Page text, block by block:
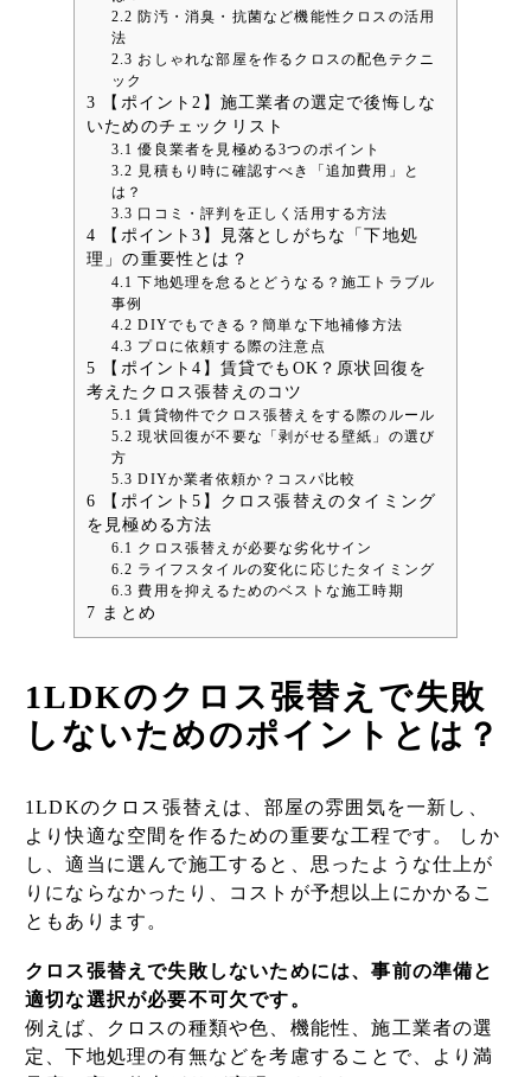
2.2 防汚・消臭・抗菌など機能性クロスの活用
法
2.3 おしゃれな部屋を作るクロスの配色テクニ
ック
3 【ポイント2】施工業者の選定で後悔しな
いためのチェックリスト
3.1 優良業者を見極める3つのポイント
3.2 見積もり時に確認すべき「追加費用」と
は？
3.3 口コミ・評判を正しく活用する方法
4 【ポイント3】見落としがちな「下地処
理」の重要性とは？
4.1 下地処理を怠るとどうなる？施工トラブル
事例
4.2 DIYでもできる？簡単な下地補修方法
4.3 プロに依頼する際の注意点
5 【ポイント4】賃貸でもOK？原状回復を
考えたクロス張替えのコツ
5.1 賃貸物件でクロス張替えをする際のルール
5.2 現状回復が不要な「剥がせる壁紙」の選び
方
5.3 DIYか業者依頼か？コスパ比較
6 【ポイント5】クロス張替えのタイミング
を見極める方法
6.1 クロス張替えが必要な劣化サイン
6.2 ライフスタイルの変化に応じたタイミング
6.3 費用を抑えるためのベストな施工時期
7 まとめ
1LDKのクロス張替えで失敗
しないためのポイントとは？
1LDKのクロス張替えは、部屋の雰囲気を一新し、
より快適な空間を作るための重要な工程です。 しか
し、適当に選んで施工すると、思ったような仕上が
りにならなかったり、コストが予想以上にかかるこ
ともあります。
クロス張替えで失敗しないためには、事前の準備と
適切な選択が必要不可欠です。
例えば、クロスの種類や色、機能性、施工業者の選
定、下地処理の有無などを考慮することで、より満